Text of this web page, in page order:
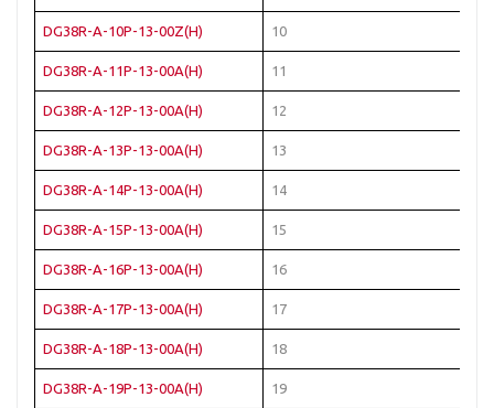
DG38R-A-10P-13-00Z(H) 10
DG38R-A-11P-13-00A(H) 11
DG38R-A-12P-13-00A(H) 12
DG38R-A-13P-13-00A(H) 13
DG38R-A-14P-13-00A(H) 14
DG38R-A-15P-13-00A(H) 15
DG38R-A-16P-13-00A(H) 16
DG38R-A-17P-13-00A(H) 17
DG38R-A-18P-13-00A(H) 18
DG38R-A-19P-13-00A(H) 19